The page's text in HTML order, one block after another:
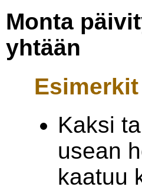
Monta
yhtään
Esimerkit
Kaksi
usean
kaatuu